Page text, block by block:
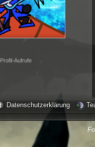
Profil-Aufrufe
Datenschutzerklärung